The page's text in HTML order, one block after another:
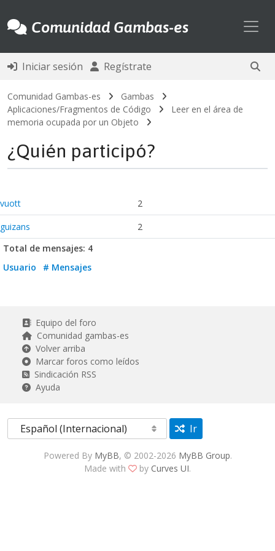
Comunidad Gambas-es
Iniciar sesión Regístrate
Comunidad Gambas-es
Gambas
Aplicaciones/Fragmentos de Código
Leer en el área de
memoria ocupada por un Objeto
¿Quién participó?
vuott
2
guizans
2
Total de mensajes: 4
Usuario
# Mensajes
Equipo del foro
Comunidad gambas-es
Volver arriba
Marcar foros como leídos
Sindicación RSS
Ayuda
Ir
Powered By MyBB, © 2002-2026 MyBB Group.
Made with
by Curves UI.